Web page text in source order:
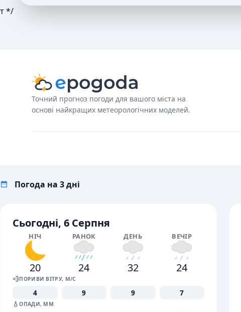
т */
Точний прогноз погоди для вашого міста на
основі найкращих метеорологічних моделей.
Погода на 3 дні
Сьогодні, 6 Серпня
НІЧ РАНОК ДЕНЬ ВЕЧІР
20 24 32 24
💨ПОРИВИ ВІТРУ, М/С
4 9 9 7
💧ОПАДИ, ММ